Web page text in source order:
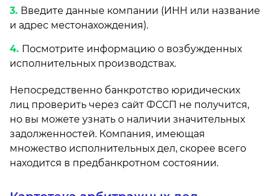
Введите данные компании (ИНН или название
и адрес местонахождения).
Посмотрите информацию о возбужденных
исполнительных производствах.
Непосредственно банкротство юридических
лиц проверить через сайт ФССП не получится,
но вы можете узнать о наличии значительных
задолженностей. Компания, имеющая
множество исполнительных дел, скорее всего
находится в предбанкротном состоянии.